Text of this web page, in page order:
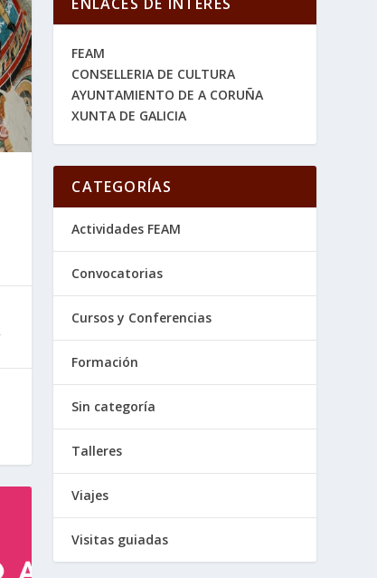
FEAM
CONSELLERIA DE CULTURA
AYUNTAMIENTO DE A CORUÑA
XUNTA DE GALICIA
CATEGORÍAS
Actividades FEAM
Convocatorias
Cursos y Conferencias
Formación
Sin categoría
Talleres
Viajes
Visitas guiadas